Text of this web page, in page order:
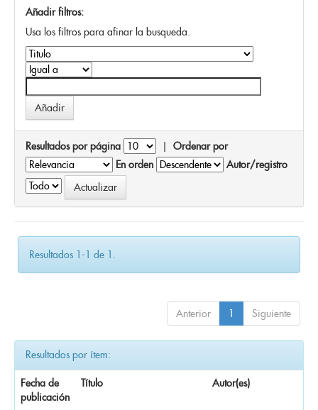
Añadir filtros:
Usa los filtros para afinar la busqueda.
Resultados por página | Ordenar por
En orden
Autor/registro
Resultados 1-1 de 1.
Anterior 1 Siguiente
Resultados por ítem:
Fecha de
publicación
Título Autor(es)